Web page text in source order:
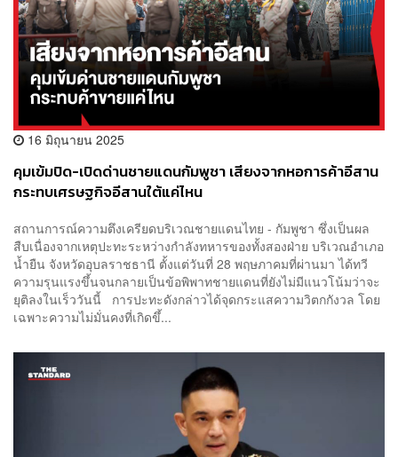
16 มิถุนายน 2025
คุมเข้มปิด-เปิดด่านชายแดนกัมพูชา เสียงจากหอการค้าอีสาน
กระทบเศรษฐกิจอีสานใต้แค่ไหน
สถานการณ์ความตึงเครียดบริเวณชายแดนไทย - กัมพูชา ซึ่งเป็นผล
สืบเนื่องจากเหตุปะทะระหว่างกำลังทหารของทั้งสองฝ่าย บริเวณอำเภอ
น้ำยืน จังหวัดอุบลราชธานี ตั้งแต่วันที่ 28 พฤษภาคมที่ผ่านมา ได้ทวี
ความรุนแรงขึ้นจนกลายเป็นข้อพิพาทชายแดนที่ยังไม่มีแนวโน้มว่าจะ
ยุติลงในเร็ววันนี้ การปะทะดังกล่าวได้จุดกระแสความวิตกกังวล โดย
เฉพาะความไม่มั่นคงที่เกิดขึ้...